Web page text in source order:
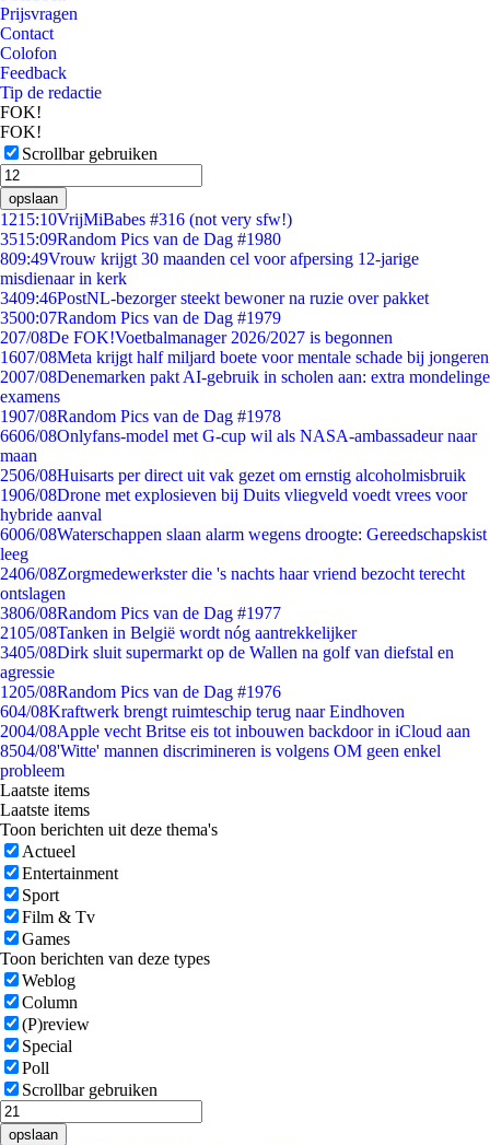
Prijsvragen
Contact
Colofon
Feedback
Tip de redactie
FOK!
FOK!
Scrollbar gebruiken
opslaan
1215:10VrijMiBabes #316 (not very sfw!)
3515:09Random Pics van de Dag #1980
809:49Vrouw krijgt 30 maanden cel voor afpersing 12-jarige
misdienaar in kerk
3409:46PostNL-bezorger steekt bewoner na ruzie over pakket
3500:07Random Pics van de Dag #1979
207/08De FOK!Voetbalmanager 2026/2027 is begonnen
1607/08Meta krijgt half miljard boete voor mentale schade bij jongeren
2007/08Denemarken pakt AI-gebruik in scholen aan: extra mondelinge
examens
1907/08Random Pics van de Dag #1978
6606/08Onlyfans-model met G-cup wil als NASA-ambassadeur naar
maan
2506/08Huisarts per direct uit vak gezet om ernstig alcoholmisbruik
1906/08Drone met explosieven bij Duits vliegveld voedt vrees voor
hybride aanval
6006/08Waterschappen slaan alarm wegens droogte: Gereedschapskist
leeg
2406/08Zorgmedewerkster die 's nachts haar vriend bezocht terecht
ontslagen
3806/08Random Pics van de Dag #1977
2105/08Tanken in België wordt nóg aantrekkelijker
3405/08Dirk sluit supermarkt op de Wallen na golf van diefstal en
agressie
1205/08Random Pics van de Dag #1976
604/08Kraftwerk brengt ruimteschip terug naar Eindhoven
2004/08Apple vecht Britse eis tot inbouwen backdoor in iCloud aan
8504/08'Witte' mannen discrimineren is volgens OM geen enkel
probleem
Laatste items
Laatste items
Toon berichten uit deze thema's
Actueel
Entertainment
Sport
Film & Tv
Games
Toon berichten van deze types
Weblog
Column
(P)review
Special
Poll
Scrollbar gebruiken
opslaan